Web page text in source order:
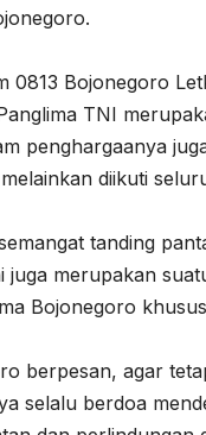
0813 Bojonegoro
TNI
penghargaanya
diikuti
tanding
merupakan
Bojonegoro
berpesan, agar
selalu berdoa